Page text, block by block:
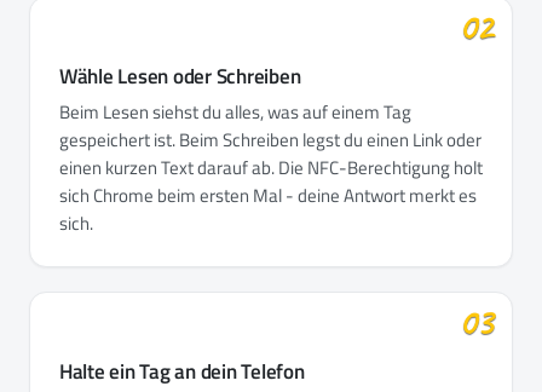
02
Wähle Lesen oder Schreiben
Beim Lesen siehst du alles, was auf einem Tag
gespeichert ist. Beim Schreiben legst du einen Link oder
einen kurzen Text darauf ab. Die NFC-Berechtigung holt
sich Chrome beim ersten Mal - deine Antwort merkt es
sich.
03
Halte ein Tag an dein Telefon